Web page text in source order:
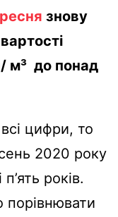
знову
м³ до понад
цифри, то
2020 року
років.
порівнювати